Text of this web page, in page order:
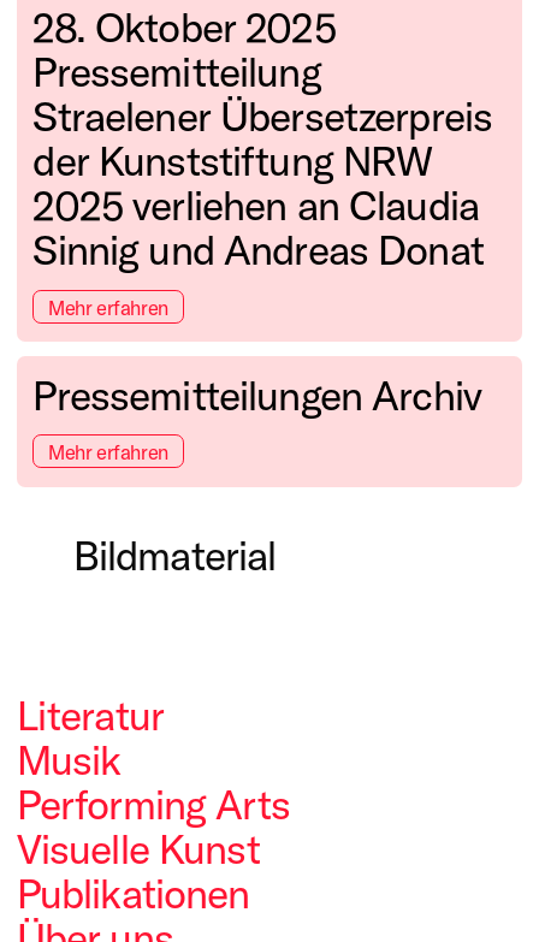
28. Oktober 2025
Pressemitteilung
Straelener Übersetzerpreis
der Kunststiftung NRW
2025 verliehen an Claudia
Sinnig und Andreas Donat
Mehr erfahren
Pressemitteilungen Archiv
Mehr erfahren
Bildmaterial
Förderpreisträgerin
Werkstatt der Künste
plus eins
Literatur
Musik
Performing Arts
Visuelle Kunst
Publikationen